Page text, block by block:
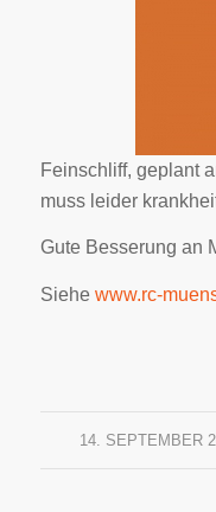
Feinschliff, geplant
muss leider
Gute Besserung an
Siehe www.rc-
14. SEPTEMBER
/